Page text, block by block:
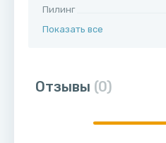
Пилинг
Показать все
Отзывы (0)